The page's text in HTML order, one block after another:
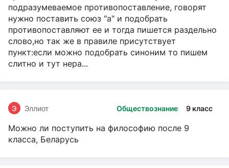
подразумеваемое противопоставление, говорят
нужно поставить союз "а" и подобрать
противопоставляют ее и тогда пишется раздельно
слово,но так же в правиле присутствует
пункт:если можно подобрать синоним то пишем
слитно и тут нера...
Обществознание 9 класс
Э Эллиот
Можно ли поступить на философию после 9
класса, Беларусь